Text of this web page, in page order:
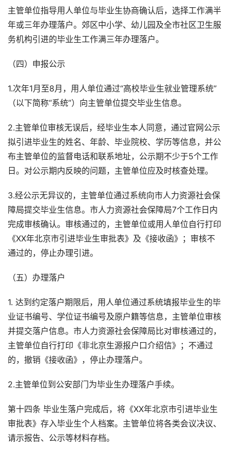
主管单位指导用人单位与毕业生协商确认后，选择工作满半
年或三年办理落户。郊区中小学、幼儿园及全市社区卫生服
务机构引进的毕业生工作满三年办理落户。
（四）申报公示
1.次年1月至8月，用人单位通过“高校毕业生就业管理系统”
（以下简称“系统”）向主管单位提交毕业生信息。
2.主管单位审核无误后，经毕业生本人同意，通过官网公示
拟引进毕业生的姓名、年龄、毕业院校、学历等信息，并公
布主管单位的监督电话和联系地址，公示期不少于5个工作
日。对公示期内反映的问题，主管单位应及时核查处理。
3.经公示无异议的，主管单位通过系统向市人力资源社会保
障局提交毕业生信息。市人力资源社会保障局7个工作日内
完成审核确认。审核通过的，主管单位或用人单位自行打印
《XX年北京市引进毕业生审批表》及《接收函》；审核不
通过的，停止办理引进。
（五）办理落户
1. 达到约定落户期限后，用人单位通过系统填报毕业生的毕
业证书编号、学位证书编号及原户籍等信息，主管单位审核
并提交落户信息。市人力资源社会保障局比对审核通过的，
主管单位自行打印《非北京生源报户口介绍信》；不通过
的，撤销《接收函》，停止办理落户。
2.主管单位到公安部门为毕业生办理落户手续。
第十四条 毕业生落户完成后，将《XX年北京市引进毕业生
审批表》存入毕业生个人档案。主管单位将各类会议决议、
请示报告、公示等材料存档。